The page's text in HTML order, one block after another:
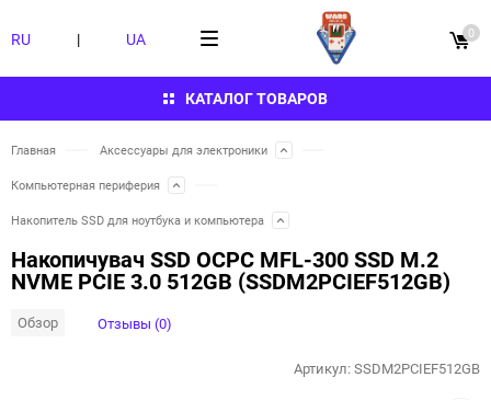
КАТАЛОГ ТОВАРОВ
RU | UA 0
Главная Аксессуары для электроники
Компьютерная периферия
Накопитель SSD для ноутбука и компьютера
Накопичувач SSD OCPC MFL-300 SSD M.2
NVME PCIE 3.0 512GB (SSDM2PCIEF512GB)
Обзор Отзывы (0)
Артикул:SSDM2PCIEF512GB